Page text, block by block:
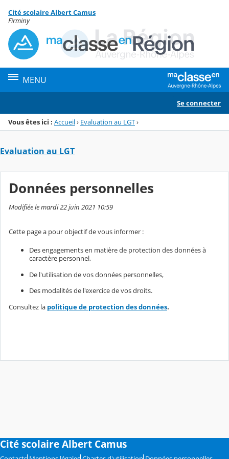
Menu de la rubrique
Contenu
Cité scolaire Albert Camus
Firminy
MENU
Se connecter
Vous êtes ici : Accueil› Evaluation au LGT›
Evaluation au LGT
Données personnelles
Modifiée le mardi 22 juin 2021 10:59
Cette page a pour objectif de vous informer :
Des engagements en matière de protection des données à
caractère personnel,
De l'utilisation de vos données personnelles,
Des modalités de l'exercice de vos droits.
Consultez la politique de protection des données.
Cité scolaire Albert Camus